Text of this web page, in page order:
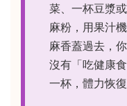
菜、一杯豆漿
麻粉，用果汁
麻香蓋過去，
沒有「吃健康
一杯，體力恢復